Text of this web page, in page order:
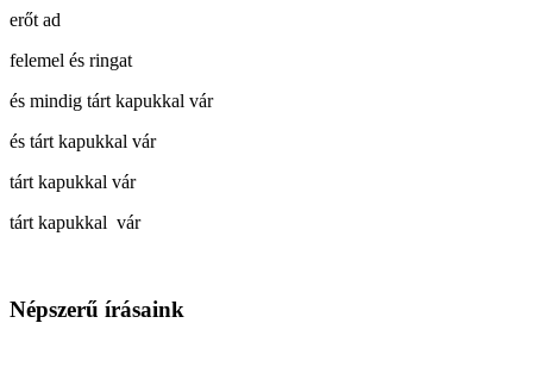
erőt ad
felemel és ringat
és mindig tárt kapukkal vár
és tárt kapukkal vár
tárt kapukkal vár
tárt kapukkal vár
Népszerű írásaink